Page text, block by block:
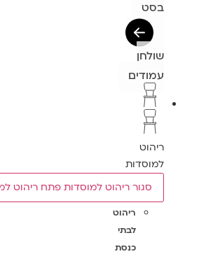
בסט
שולחן
עמודים
ריהוט
למוסדות
סגור ריהוט למוסדות פתח ריהוט
ריהוט
לבתי
כנסת